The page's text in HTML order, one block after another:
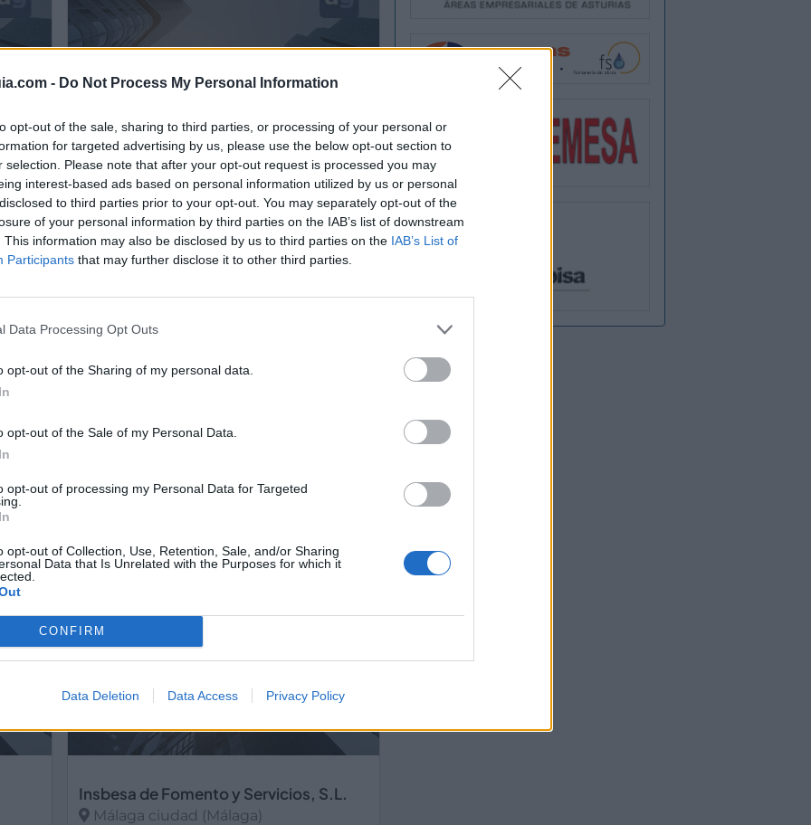
- Do Not Process My Personal Information
opt-out of the sale, sharing to third parties, or processing of your personal or
for targeted advertising by us, please use the below opt-out section to
selection. Please note that after your opt-out request is processed you may
interest-based ads based on personal information utilized by us or personal
to third parties prior to your opt-out. You may separately opt-out of the
of your personal information by third parties on the IAB’s list of downstream
This information may also be disclosed by us to third parties on the IAB’s List of
Participants that may further disclose it to other third parties.
Data Processing Opt Outs
opt-out of the Sharing of my personal data.
opt-out of the Sale of my Personal Data.
opt-out of processing my Personal Data for Targeted
opt-out of Collection, Use, Retention, Sale, and/or Sharing
Data that Is Unrelated with the Purposes for which it
CONFIRM
Data Deletion Data Access Privacy Policy
Codiel Instalaciones, S.L.
Coín - Málaga (Málaga)
Ver más
Electromontajes Conde S.L.
Ver más
597
Insbesa de Fomento y Servicios, S.L.
Málaga ciudad (Málaga)